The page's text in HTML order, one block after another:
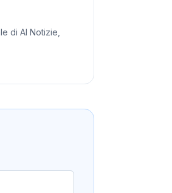
di AI Notizie,